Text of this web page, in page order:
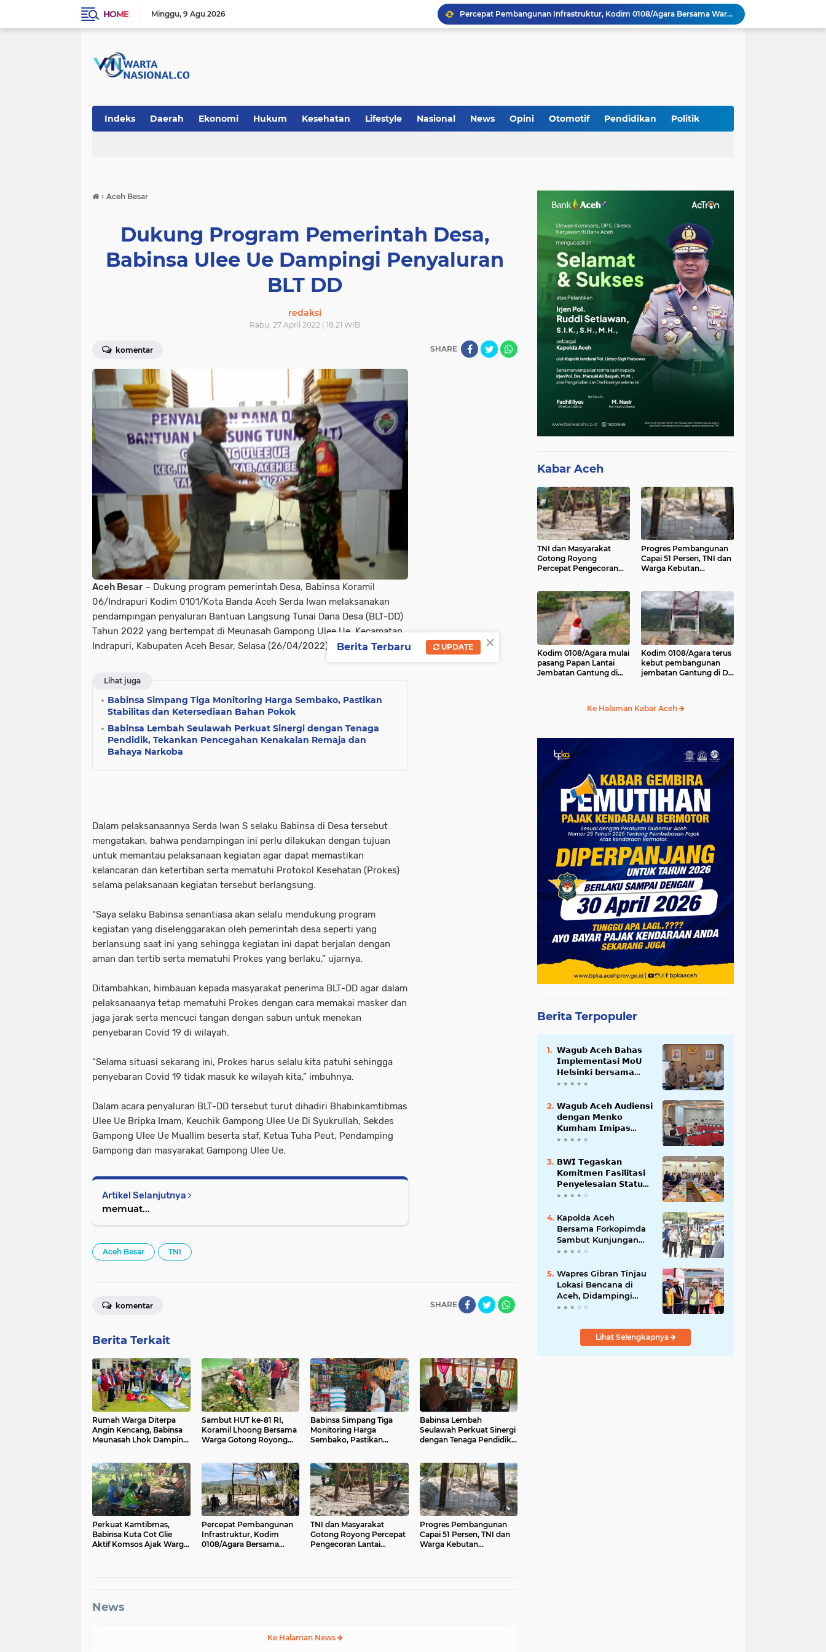
HOME Minggu 9 Agu 2026
Percepat Pembangunan Infrastruktur, Kodim 0108/Agara Bersama Warga Lanjutkan Pengerjaan Jembatan Gantung di Lawe Ger Ger, Aceh Tenggara
TNI dan Masyarakat Gotong Royong Percepat Pengecoran Lantai Jembatan Beton di Desa Bunga Melur Aceh Tenggara
Sambut HUT ke-81 RI, Koramil Lhoong Bersama Warga Gotong Royong Bersihkan Lingkungan
Indeks Daerah Ekonomi Hukum Kesehatan Lifestyle Nasional News Opini Otomotif Pendidikan Politik
› Aceh Besar
Dukung Program Pemerintah Desa,
Babinsa Ulee Ue Dampingi Penyaluran
BLT DD
redaksi
Rabu, 27 April 2022 | 18.21 WIB
komentar SHARE
Aceh Besar – Dukung program pemerintah Desa, Babinsa Koramil
06/Indrapuri Kodim 0101/Kota Banda Aceh Serda Iwan melaksanakan
pendampingan penyaluran Bantuan Langsung Tunai Dana Desa (BLT-DD)
Tahun 2022 yang bertempat di Meunasah Gampong Ulee Ue, Kecamatan
Indrapuri, Kabupaten Aceh Besar, Selasa (26/04/2022).
Lihat juga
Babinsa Simpang Tiga Monitoring Harga Sembako, Pastikan
Stabilitas dan Ketersediaan Bahan Pokok
Babinsa Lembah Seulawah Perkuat Sinergi dengan Tenaga
Pendidik, Tekankan Pencegahan Kenakalan Remaja dan
Bahaya Narkoba
Dalam pelaksanaannya Serda Iwan S selaku Babinsa di Desa tersebut
mengatakan, bahwa pendampingan ini perlu dilakukan dengan tujuan
untuk memantau pelaksanaan kegiatan agar dapat memastikan
kelancaran dan ketertiban serta mematuhi Protokol Kesehatan (Prokes)
selama pelaksanaan kegiatan tersebut berlangsung.
“Saya selaku Babinsa senantiasa akan selalu mendukung program
kegiatan yang diselenggarakan oleh pemerintah desa seperti yang
berlansung saat ini yang sehingga kegiatan ini dapat berjalan dengan
aman dan tertib serta mematuhi Prokes yang berlaku,” ujarnya.
Ditambahkan, himbauan kepada masyarakat penerima BLT-DD agar dalam
pelaksanaanya tetap mematuhi Prokes dengan cara memakai masker dan
jaga jarak serta mencuci tangan dengan sabun untuk menekan
penyebaran Covid 19 di wilayah.
“Selama situasi sekarang ini, Prokes harus selalu kita patuhi sehingga
penyebaran Covid 19 tidak masuk ke wilayah kita,” imbuhnya.
Dalam acara penyaluran BLT-DD tersebut turut dihadiri Bhabinkamtibmas
Ulee Ue Bripka Imam, Keuchik Gampong Ulee Ue Di Syukrullah, Sekdes
Gampong Ulee Ue Muallim beserta staf, Ketua Tuha Peut, Pendamping
Gampong dan masyarakat Gampong Ulee Ue.
Artikel Selanjutnya
memuat...
Aceh Besar TNI
SHARE
komentar
Berita Terkait
Rumah Warga Diterpa
Angin Kencang, Babinsa
Meunasah Lhok Dampingi
Sambut HUT ke-81 RI,
Koramil Lhoong Bersama
Warga Gotong Royong
Babinsa Simpang Tiga
Monitoring Harga
Sembako, Pastikan
Pokok
Babinsa Lembah
Seulawah Perkuat Sinergi
dengan Tenaga Pendidik,
Bahaya Narkoba
Perkuat Kamtibmas,
Babinsa Kuta Cot Glie
Aktif Komsos Ajak Warga
Percepat Pembangunan
Infrastruktur, Kodim
0108/Agara Bersama
TNI dan Masyarakat
Gotong Royong Percepat
Pengecoran Lantai
Progres Pembangunan
Capai 51 Persen, TNI dan
Warga Kebutan
News
Ke Halaman News
Kabar Aceh
TNI dan Masyarakat
Gotong Royong
Percepat Pengecoran
Aceh Tenggara
Progres Pembangunan
Capai 51 Persen, TNI dan
Warga Kebutan
Melur
Kodim 0108/Agara mulai
pasang Papan Lantai
Jembatan Gantung di
Kodim 0108/Agara terus
kebut pembangunan
jembatan Gantung di Ds.
Ke Halaman Kabar Aceh
Berita Terpopuler
𝗪𝗮𝗴𝘂𝗯 𝗔𝗰𝗲𝗵 𝗕𝗮𝗵𝗮𝘀
𝗜𝗺𝗽𝗹𝗲𝗺𝗲𝗻𝘁𝗮𝘀𝗶 𝗠𝗼𝗨
𝗛𝗲𝗹𝘀𝗶𝗻𝗸𝗶 𝗯𝗲𝗿𝘀𝗮𝗺𝗮
𝗦𝗲𝗸𝗿𝗲𝘁𝗮𝗿𝗶𝗮𝘁 𝗡𝗲𝗴𝗮𝗿𝗮
𝗪𝗮𝗴𝘂𝗯 𝗔𝗰𝗲𝗵 𝗔𝘂𝗱𝗶𝗲𝗻𝘀𝗶
𝗱𝗲𝗻𝗴𝗮𝗻 𝗠𝗲𝗻𝗸𝗼
𝗞𝘂𝗺𝗵𝗮𝗺 𝗜𝗺𝗶𝗽𝗮𝘀
𝗧𝗲𝗿𝗸𝗮𝗶𝘁 𝗦𝘁𝗮𝘁𝘂𝘀 𝗪𝗮𝗸𝗮𝗳
𝗕𝗪𝗜 𝗧𝗲𝗴𝗮𝘀𝗸𝗮𝗻
𝗞𝗼𝗺𝗶𝘁𝗺𝗲𝗻 𝗙𝗮𝘀𝗶𝗹𝗶𝘁𝗮𝘀𝗶
𝗣𝗲𝗻𝘆𝗲𝗹𝗲𝘀𝗮𝗶𝗮𝗻 𝗦𝘁𝗮𝘁𝘂𝘀
𝗪𝗮𝗸𝗮𝗳 𝗕𝗹𝗮𝗻𝗴 𝗣𝗮𝗱𝗮𝗻𝗴
Kapolda Aceh
Bersama Forkopimda
Sambut Kunjungan
Kerja Wakil Presiden
Bireuen
Wapres Gibran Tinjau
Lokasi Bencana di
Aceh, Didampingi
Wagub Dek Fadh
Lihat Selengkapnya
×
Berita Terbaru UPDATE